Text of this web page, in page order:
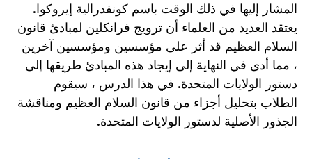
المشار إليها في ذلك الوقت باسم كونفدرالية إيروكوا.
يعتقد العديد من العلماء أن ترويج فرانكلين لمبادئ قانون
السلام العظيم قد أثر على مؤسسين ومؤسسين آخرين
، مما أدى في النهاية إلى إيجاد هذه المبادئ طريقها إلى
دستور الولايات المتحدة. في هذا الدرس ، سيقوم
الطلاب بتحليل أجزاء من قانون السلام العظيم ومناقشة
الجذور الأصلية لدستور الولايات المتحدة.